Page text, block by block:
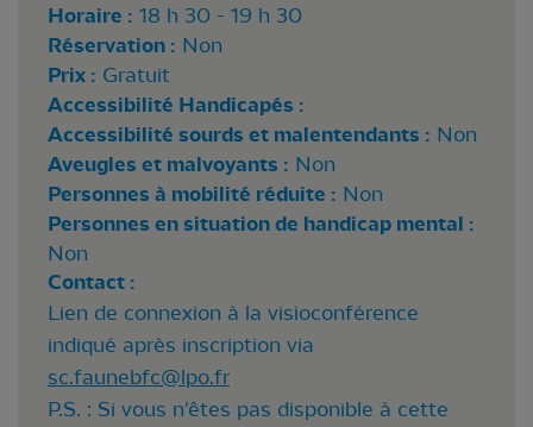
Horaire : 18 h 30 - 19 h 30
Réservation : Non
Prix : Gratuit
Accessibilité Handicapés :
Accessibilité sourds et malentendants : Non
Aveugles et malvoyants : Non
Personnes à mobilité réduite : Non
Personnes en situation de handicap mental :
Non
Contact :
Lien de connexion à la visioconférence
indiqué après inscription via
sc.faunebfc@lpo.fr
P.S. : Si vous n'êtes pas disponible à cette